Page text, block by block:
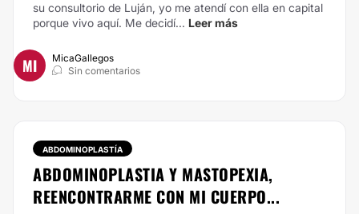
su consultorio de Luján, yo me atendí con ella en capital
porque vivo aquí. Me decidí... Leer más
MI
MicaGallegos
Sin comentarios
ABDOMINOPLASTÍA
ABDOMINOPLASTIA Y MASTOPEXIA,
REENCONTRARME CON MI CUERPO...